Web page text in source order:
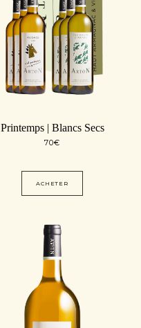
Printemps | Blancs Secs
70€
ACHETER